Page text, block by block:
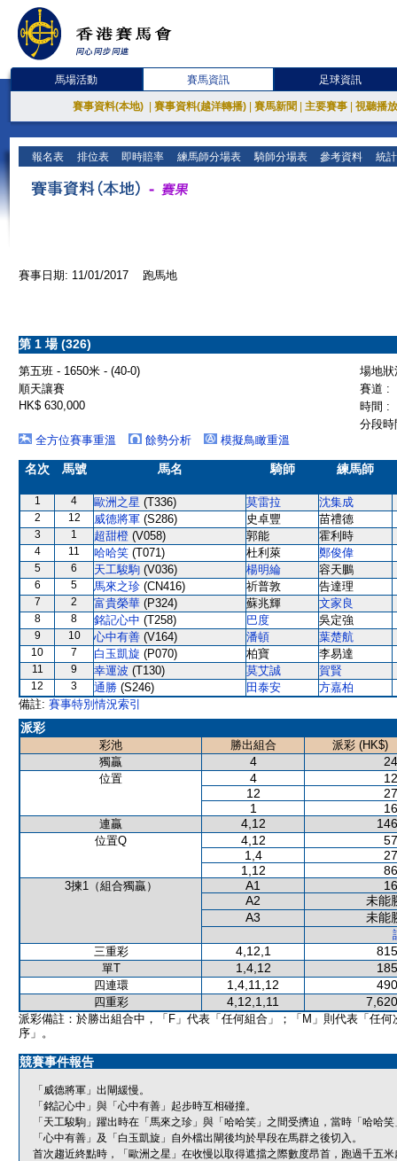
馬場活動 賽馬資訊 足球資訊
賽事資料(本地) 賽事資料(越洋轉播) 賽馬新聞 主要賽事 視聽播
報名表 排位表 即時賠率 練馬師分場表 騎師分場表 參考資料 統
賽事日期: 11/01/2017 跑馬地
第 1 場 (326)
第五班 - 1650米 - (40-0)
場地
順天讓賽
賽道 :
HK$ 630,000
時間 :
分段
全方位賽事重溫
餘勢分析 模擬鳥瞰重溫
名次 馬號 馬名 騎師 練馬師
1 4 歐洲之星 (T336) 莫雷拉 沈集成
2 12 威德將軍 (S286) 史卓豐 苗禮德
3 1 超甜橙 (V058) 郭能 霍利時
4 11 哈哈笑 (T071) 杜利萊 鄭俊偉
5 6 天工駿駒 (V036) 楊明綸 容天鵬
6 5 馬來之珍 (CN416) 祈普敦 告達理
7 2 富貴榮華 (P324) 蘇兆輝 文家良
8 8 銘記心中 (T258) 巴度 吳定強
9 10 心中有善 (V164) 潘頓 葉楚航
10 7 白玉凱旋 (P070) 柏寶 李易達
11 9 幸運波 (T130) 莫艾誠 賀賢
12 3 通勝 (S246) 田泰安
方嘉柏
備註: 賽事特別情況索引
派彩
彩池 勝出組合
派彩 (HK$)
獨贏
4
位置 4
12
1
連贏 4,12
位置Q 4,12
1,4
1,12
3揀1（組合獨贏） A1
A2
未能
A3
未能
三重彩
4,12,1
單T 1,4,12
四連環 1,4,11,12
四重彩 4,12,1,11
派彩備註：於勝出組合中，「F」代表「任何組合」；「M」則代表「任何
序」。
競賽事件報告
「威德將軍」出閘緩慢。
「銘記心中」與「心中有善」起步時互相碰撞。
「天工駿駒」躍出時在「馬來之珍」與「哈哈笑」之間受擠迫，當時「哈哈
「心中有善」及「白玉凱旋」自外檔出閘後均於早段在馬群之後切入。
首次趨近終點時，「歐洲之星」在收慢以取得遮擋之際數度昂首，跑過千五